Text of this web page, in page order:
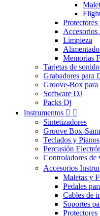
Limpieza
Memorias
Tarjetas de
Grabadores para
Groove-Box para
Software DJ
Packs Dj
Instrumentos  
Sintetizadores
Groove Box-
Teclados y Pianos
Percusión
Controladores de
Accesorios
Maletas y
Pedales
Cables de
Soportes
Protectores